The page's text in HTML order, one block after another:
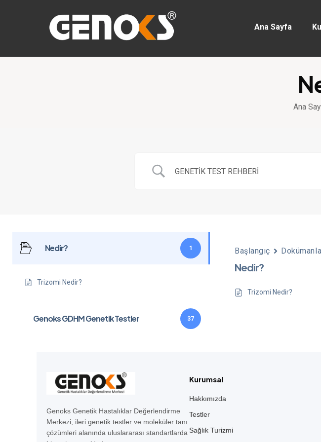
Ana Sayfa
Ana
Nedir? 1
Trizomi Nedir?
Genoks GDHM Genetik Testler 37
Başlangıç
Nedir?
Trizomi Nedir?
Genoks Genetik Hastalıklar Değerlendirme
Merkezi, ileri genetik testler ve moleküler tanı
çözümleri alanında uluslararası standartlarda
Kurumsal
Hakkımızda
Testler
Sağlık Turizmi